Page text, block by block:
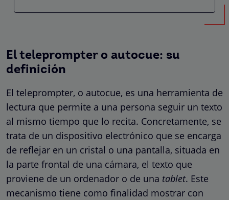
El teleprompter o autocue: su
definición
El teleprompter, o autocue, es una herramienta de
lectura que permite a una persona seguir un texto
al mismo tiempo que lo recita. Concretamente, se
trata de un dispositivo electrónico que se encarga
de reflejar en un cristal o una pantalla, situada en
la parte frontal de una cámara, el texto que
proviene de un ordenador o de una tablet. Este
mecanismo tiene como finalidad mostrar con